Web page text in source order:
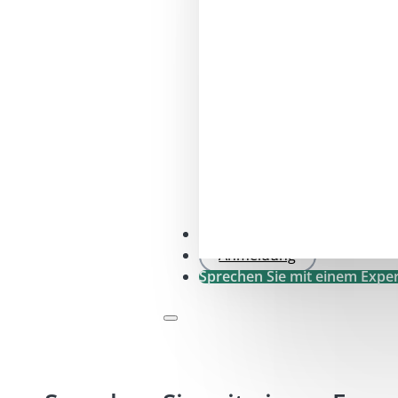
Anmeldung
Sprechen Sie mit einem